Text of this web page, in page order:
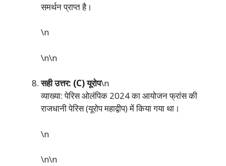
समर्थन प्राप्त है।
\n
\n\n
सही उत्तर: (C) यूरोप\n
व्याख्या: पेरिस ओलंपिक 2024 का आयोजन फ्रांस की
राजधानी पेरिस (यूरोप महाद्वीप) में किया गया था।
\n
\n\n